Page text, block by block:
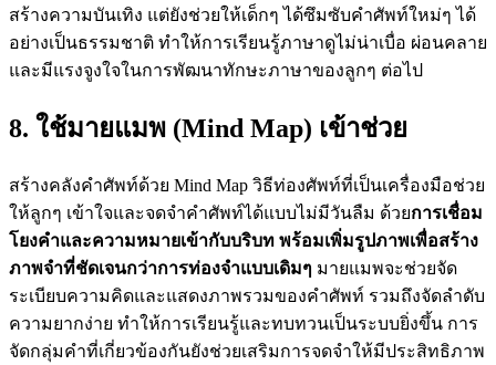
สร้างความบันเทิง แต่ยังช่วยให้เด็กๆ ได้ซึมซับคำศัพท์ใหม่ๆ ได้
อย่างเป็นธรรมชาติ ทำให้การเรียนรู้ภาษาดูไม่น่าเบื่อ ผ่อนคลาย
และมีแรงจูงใจในการพัฒนาทักษะภาษาของลูกๆ ต่อไป
8. ใช้มายแมพ (Mind Map) เข้าช่วย
สร้างคลังคำศัพท์ด้วย Mind Map วิธีท่องศัพท์ที่เป็นเครื่องมือช่วย
ให้ลูกๆ เข้าใจและจดจำคำศัพท์ได้แบบไม่มีวันลืม ด้วยการเชื่อม
โยงคำและความหมายเข้ากับบริบท พร้อมเพิ่มรูปภาพเพื่อสร้าง
ภาพจำที่ชัดเจนกว่าการท่องจำแบบเดิมๆ มายแมพจะช่วยจัด
ระเบียบความคิดและแสดงภาพรวมของคำศัพท์ รวมถึงจัดลำดับ
ความยากง่าย ทำให้การเรียนรู้และทบทวนเป็นระบบยิ่งขึ้น การ
จัดกลุ่มคำที่เกี่ยวข้องกันยังช่วยเสริมการจดจำให้มีประสิทธิภาพ